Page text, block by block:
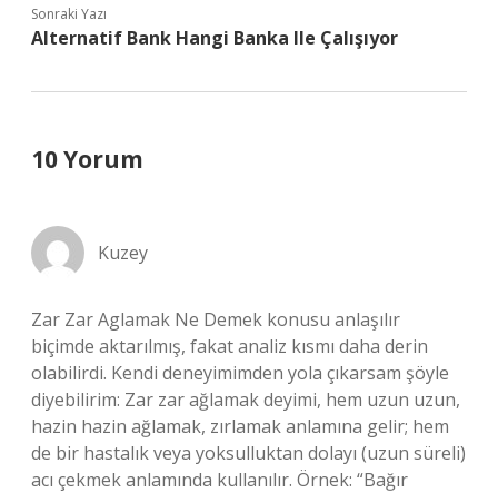
Sonraki Yazı
Alternatif Bank Hangi Banka Ile Çalışıyor
10 Yorum
Kuzey
Zar Zar Aglamak Ne Demek konusu anlaşılır
biçimde aktarılmış, fakat analiz kısmı daha derin
olabilirdi. Kendi deneyimimden yola çıkarsam şöyle
diyebilirim: Zar zar ağlamak deyimi, hem uzun uzun,
hazin hazin ağlamak, zırlamak anlamına gelir; hem
de bir hastalık veya yoksulluktan dolayı (uzun süreli)
acı çekmek anlamında kullanılır. Örnek: “Bağır